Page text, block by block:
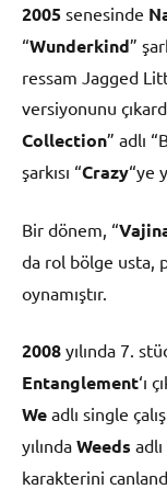
2005 senesinde
“Wunderkind”
ressam Jagged
versiyonunu
Collection” adlı
şarkısı “Crazy“ye
Bir dönem, “
da rol bölge usta,
oynamıştır.
2008 yılında 7.
Entanglement‘ı
We adlı single
yılında Weeds
karakterini